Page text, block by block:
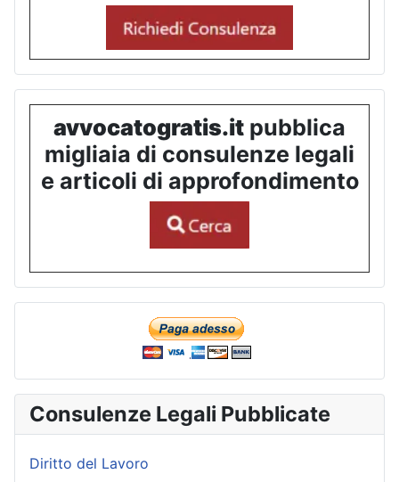
avvocatogratis.it pubblica
migliaia di consulenze legali
e articoli di approfondimento
Consulenze Legali Pubblicate
Diritto del Lavoro